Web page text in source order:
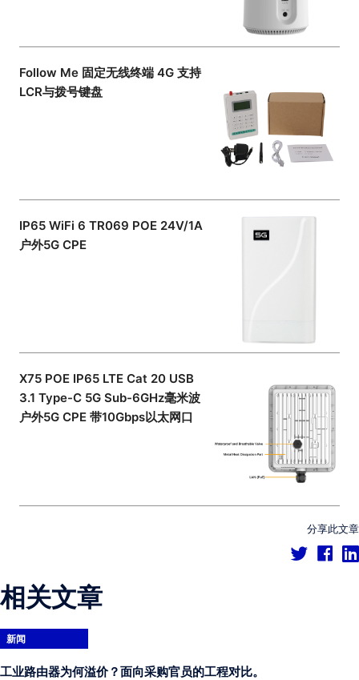
Follow Me 固定无线终端 4G 支持
LCR与拨号键盘
IP65 WiFi 6 TR069 POE 24V/1A
户外5G CPE
X75 POE IP65 LTE Cat 20 USB
3.1 Type-C 5G Sub-6GHz毫米波
户外5G CPE 带10Gbps以太网口
分享此文章
相关文章
新闻
工业路由器为何溢价？面向采购官员的工程对比。